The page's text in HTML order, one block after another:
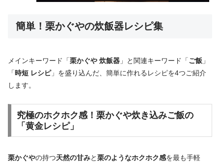
簡単！栗かぐやの炊飯器レシピ集
メインキーワード「栗かぐや 炊飯器 」と関連キーワード「ご飯 」
「時短 レシピ」を盛り込んだ、簡単に作れるレシピを4つご紹介
します。
究極のホクホク感！ 栗かぐや炊き込みご飯の
「黄金レシピ」
栗かぐやの持つ天然の甘みと栗のようなホクホク感を最も手軽